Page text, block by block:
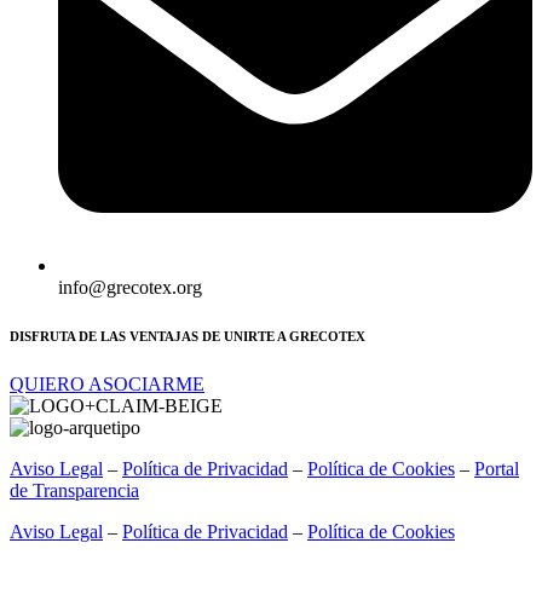
info@grecotex.org
DISFRUTA DE LAS VENTAJAS DE UNIRTE A GRECOTEX
QUIERO ASOCIARME
Aviso Legal – Política de Privacidad – Política de Cookies – Portal
de Transparencia
Aviso Legal – Política de Privacidad – Política de Cookies